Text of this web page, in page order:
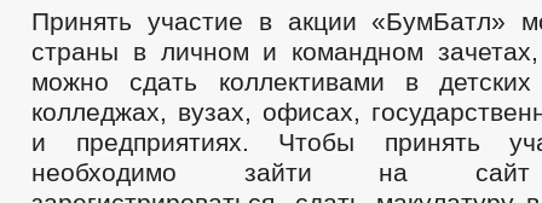
Принять участие в акции «БумБатл»
страны в личном и командном
можно сдать коллективами в
колледжах, вузах, офисах,
и предприятиях. Чтобы принять
необходимо зайти на сайт